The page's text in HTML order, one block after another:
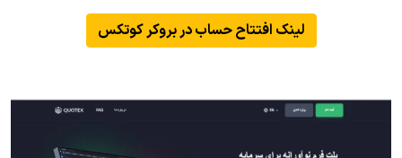
لینک افتتاح حساب در بروکر کوتکس